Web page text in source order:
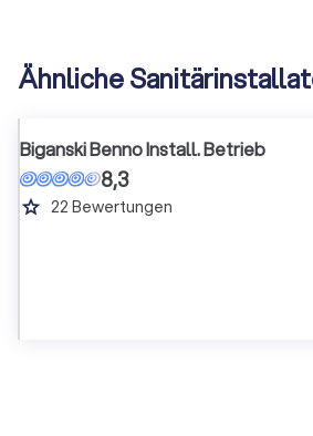
Ähnliche
Biganski Benno Install. Betrieb
8,3
grade 22 Bewertungen